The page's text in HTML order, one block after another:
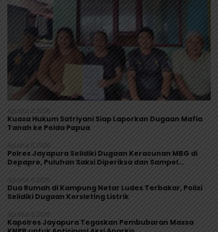
Agustus 8, 2026
Kuasa Hukum Satriyani Siap Laporkan Dugaan Mafia
Tanah ke Polda Papua
Agustus 5, 2026
Polres Jayapura Selidiki Dugaan Keracunan MBG di
Depapre, Puluhan Saksi Diperiksa dan Sampel
Agustus 4, 2026
Dua Rumah di Kampung Netar Ludes Terbakar, Polisi
Selidiki Dugaan Korsleting Listrik
Agustus 3, 2026
Kapolres Jayapura Tegaskan Pembubaran Massa